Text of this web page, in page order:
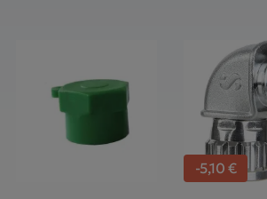
-5,10 €